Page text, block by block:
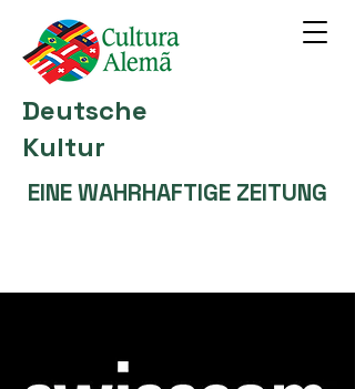
Deutsche
Kultur
EINE WAHRHAFTIGE ZEITUNG